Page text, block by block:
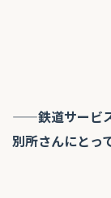
——鉄道サービ
別所さんにとっ